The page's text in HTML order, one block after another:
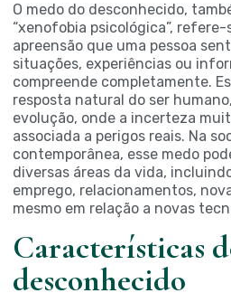
O medo do desconhecido,
“xenofobia psicológica”, refere-
apreensão que uma pessoa
situações, experiências ou
compreende completamente.
resposta natural do ser
evolução, onde a incerteza
associada a perigos reais. Na
contemporânea, esse medo
diversas áreas da vida,
emprego, relacionamentos,
mesmo em relação a novas
Características
desconhecido